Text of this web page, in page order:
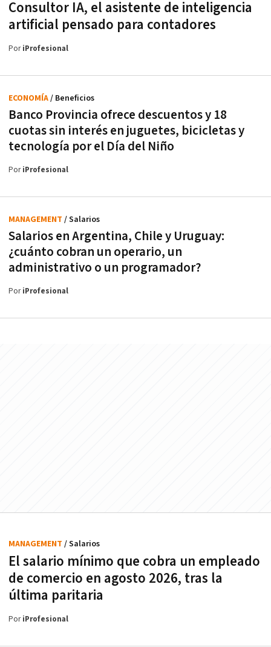
Consultor IA, el asistente de inteligencia
artificial pensado para contadores
PoriProfesional
Banco Provincia ofrece descuentos y 18
cuotas sin interés en juguetes, bicicletas y
tecnología por el Día del Niño
ECONOMÍA/ Beneficios
PoriProfesional
Salarios en Argentina, Chile y Uruguay:
¿cuánto cobran un operario, un
administrativo o un programador?
MANAGEMENT / Salarios
PoriProfesional
El salario mínimo que cobra un empleado
de comercio en agosto 2026, tras la
última paritaria
MANAGEMENT / Salarios
PoriProfesional